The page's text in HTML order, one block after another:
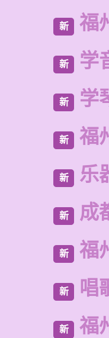
新 福
新 学
新 学
新 福
新 乐
新 成
新 福
新 唱
新 福